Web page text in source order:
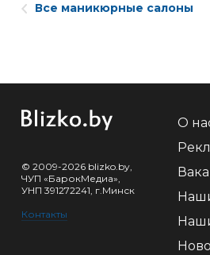
Все маникюрные салоны
© 2009-2026 blizko.by,
ЧУП «БарокМедиа»,
УНП 391272241, г.Минск
Контакты
О